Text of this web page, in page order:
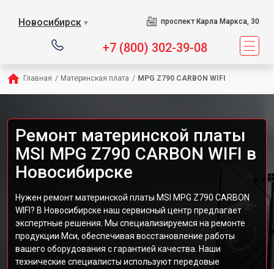
Новосибирск ▼ проспект Карла Маркса, 30
+7 (800) 302-39-08
Главная / Материнская плата / MPG Z790 CARBON WIFI
Ремонт материнской платы
MSI MPG Z790 CARBON WIFI в
Новосибирске
Нужен ремонт материнской платы MSI MPG Z790 CARBON
WIFI? В Новосибирске наш сервисный центр предлагает
экспертные решения. Мы специализируемся на ремонте
продукции Мси, обеспечивая восстановление работы
вашего оборудования с гарантией качества. Наши
технические специалисты используют передовые